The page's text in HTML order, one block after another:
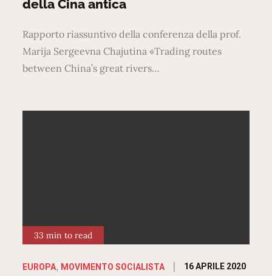
della Cina antica
Rapporto riassuntivo della conferenza della prof.
Marija Sergeevna Chajutina «Trading routes
between China’s great rivers…
33 min to read
EUROPA MOVIMENTO SOCIALISTA Posted
16 APRILE 2020